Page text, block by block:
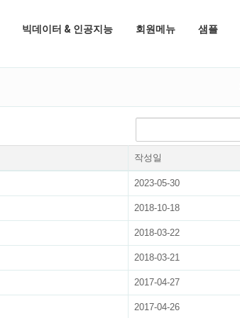
빅데이터 & 인공지능 회원메뉴 샘플
작성일
2023-05-30
2018-10-18
2018-03-22
2018-03-21
2017-04-27
2017-04-26